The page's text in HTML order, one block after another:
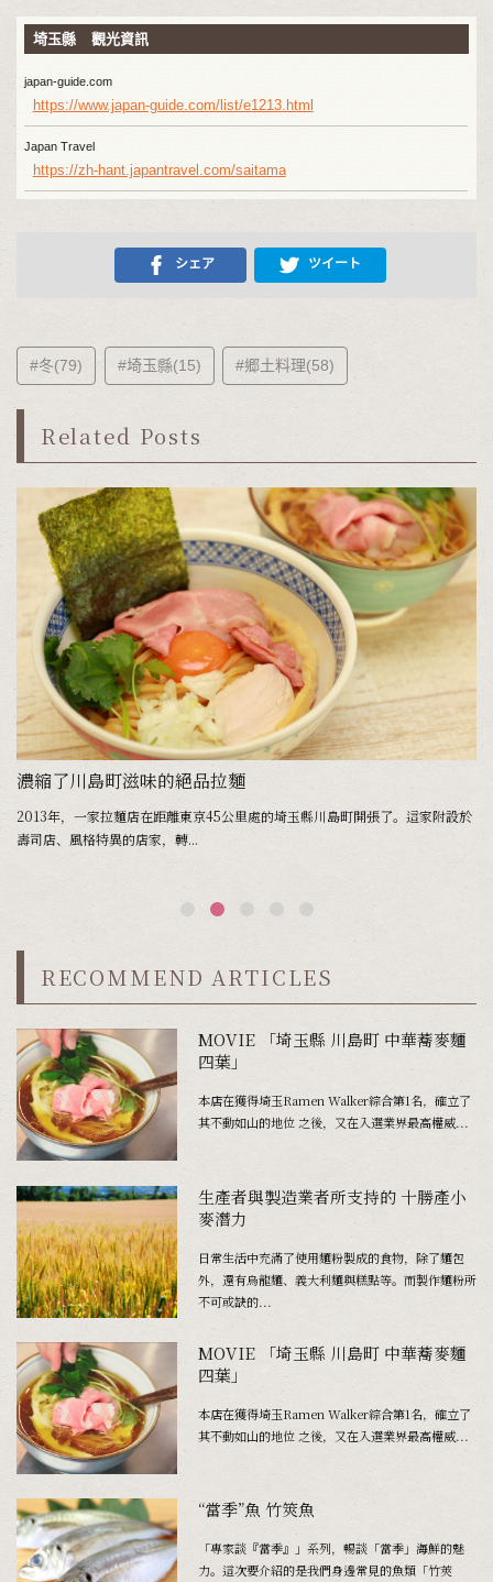
埼玉縣 觀光資訊
japan-guide.com
https://www.japan-guide.com/list/e1213.html
Japan Travel
https://zh-hant.japantravel.com/saitama
シェア ツイート
#冬(79) #埼玉縣(15) #郷土料理(58)
Related Posts
濃縮了川島町滋味的絕品拉麵
2013年，一家拉麵店在距離東京45公里處的埼玉縣川島町開張了。這家附設於
壽司店、風格特異的店家，轉...
RECOMMEND ARTICLES
MOVIE 「埼玉縣 川島町 中華蕎麥麵
四葉」
本店在獲得埼玉Ramen Walker綜合第1名，確立了
其不動如山的地位 之後，又在入選業界最高權威...
生產者與製造業者所支持的 十勝產小
麥潛力
日常生活中充滿了使用麵粉製成的食物，除了麵包
外，還有烏龍麵、義大利麵與糕點等。而製作麵粉所
不可或缺的...
MOVIE 「埼玉縣 川島町 中華蕎麥麵
四葉」
本店在獲得埼玉Ramen Walker綜合第1名，確立了
其不動如山的地位 之後，又在入選業界最高權威...
“當季”魚 竹筴魚
「專家談『當季』」系列，暢談「當季」海鮮的魅
力。這次要介紹的是我們身邊常見的魚類「竹莢